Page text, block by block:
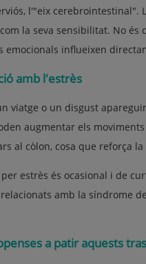
l'"eix
la seva sensibilitat. No és
emocionals influeixen
amb l'estrès
viatge o un disgust
augmentar els
al còlon, cosa que reforça
estrès és ocasional i de
amb la síndrome
a patir aquests